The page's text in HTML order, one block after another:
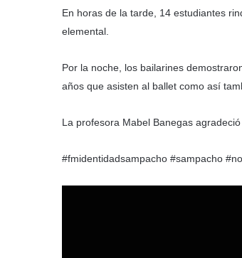
En horas de la tarde, 14 estudiantes
elemental.
Por la noche, los bailarines
años que asisten al ballet como así
La profesora Mabel Banegas
#fmidentidadsampacho #sampacho